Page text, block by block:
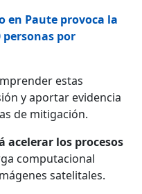
en Paute provoca la
personas por
estas
y aportar evidencia
de mitigación.
acelerar los procesos
computacional
satelitales.